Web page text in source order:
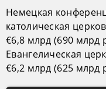
Немецкая
католическая
€6,8 млрд (690 млрд
Евангелическая
€6,2 млрд (625 млрд